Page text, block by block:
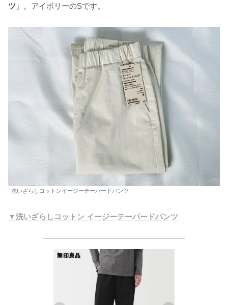
ツ 」。アイボリーのSです。
洗いざらしコットンイージーテーパードパンツ
▼洗いざらしコットン イージーテーパードパンツ